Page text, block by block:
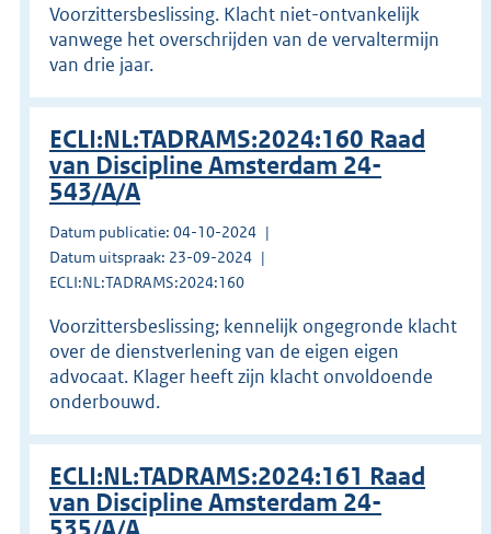
Voorzittersbeslissing. Klacht niet-ontvankelijk
vanwege het overschrijden van de vervaltermijn
van drie jaar.
ECLI:NL:TADRAMS:2024:160 Raad
van Discipline Amsterdam 24-
543/A/A
Datum publicatie: 04-10-2024
Datum uitspraak: 23-09-2024
ECLI:NL:TADRAMS:2024:160
Voorzittersbeslissing; kennelijk ongegronde klacht
over de dienstverlening van de eigen eigen
advocaat. Klager heeft zijn klacht onvoldoende
onderbouwd.
ECLI:NL:TADRAMS:2024:161 Raad
van Discipline Amsterdam 24-